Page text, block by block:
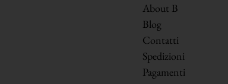
About B
Blog
Contatti
Spedizioni
Pagamenti